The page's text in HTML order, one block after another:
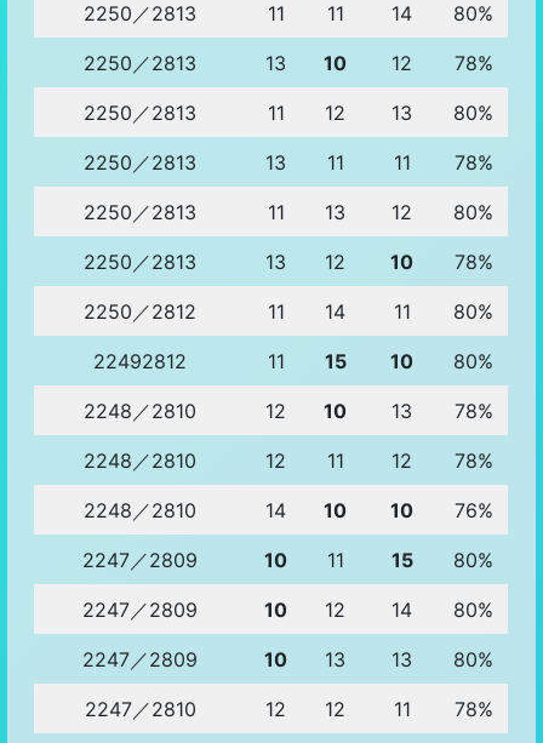
2250／2813 11 11 14 80%
2250／2813 13 10 12 78%
2250／2813 11 12 13 80%
2250／2813 13 11 11 78%
2250／2813 11 13 12 80%
2250／2813 13 12 10 78%
2250／2812 11 14 11 80%
22492812 11 15 10 80%
2248／2810 12 10 13 78%
2248／2810 12 11 12 78%
2248／2810 14 10 10 76%
2247／2809 10 11 15 80%
2247／2809 10 12 14 80%
2247／2809 10 13 13 80%
2247／2810 12 12 11 78%